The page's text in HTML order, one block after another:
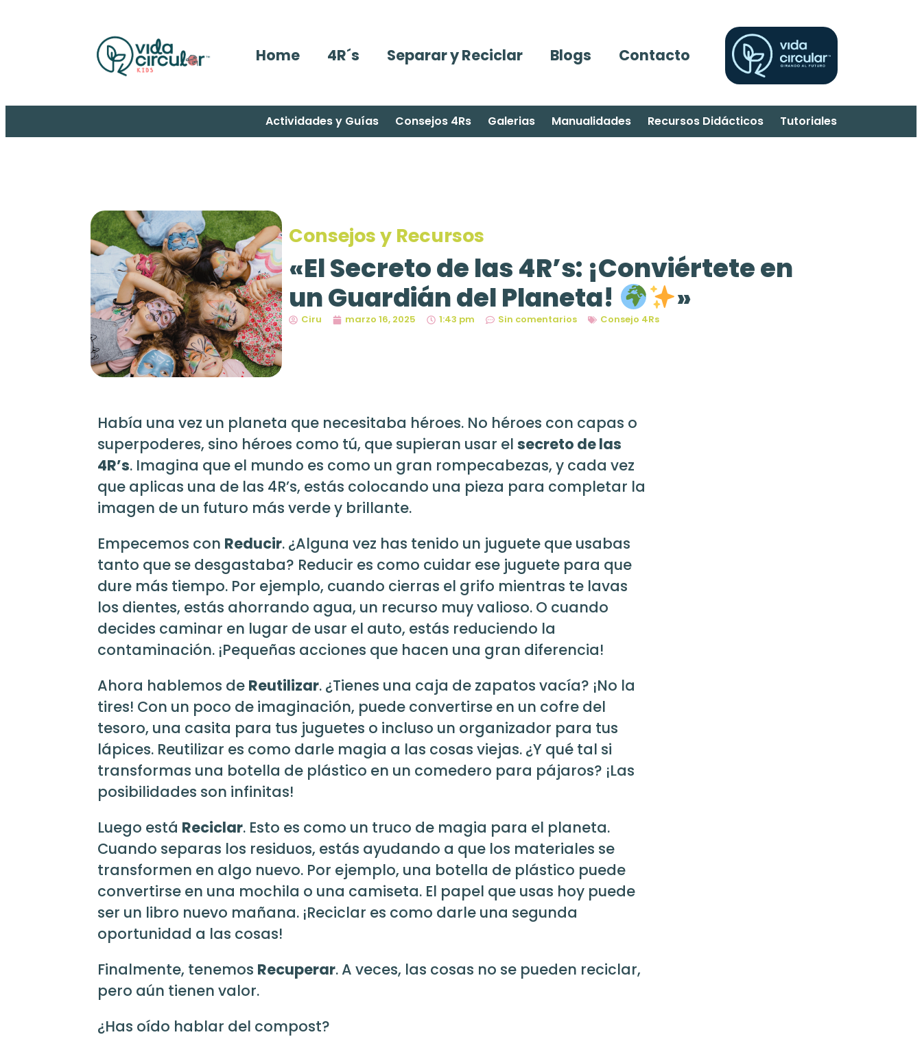
Home 4R´s Separar y Reciclar Blogs Contacto
Actividades y Guías Consejos 4Rs Galerias Manualidades Recursos Didácticos Tutoriales
Consejos y Recursos
«El Secreto de las 4R’s: ¡Conviértete en
un Guardián del Planeta!
»
Ciru marzo 16, 2025 1:43 pm Sin comentarios Consejo 4Rs
Había una vez un planeta que necesitaba héroes. No héroes con capas o
superpoderes, sino héroes como tú, que supieran usar el secreto de las
4R’s. Imagina que el mundo es como un gran rompecabezas, y cada vez
que aplicas una de las 4R’s, estás colocando una pieza para completar la
imagen de un futuro más verde y brillante.
Empecemos con Reducir. ¿Alguna vez has tenido un juguete que usabas
tanto que se desgastaba? Reducir es como cuidar ese juguete para que
dure más tiempo. Por ejemplo, cuando cierras el grifo mientras te lavas
los dientes, estás ahorrando agua, un recurso muy valioso. O cuando
decides caminar en lugar de usar el auto, estás reduciendo la
contaminación. ¡Pequeñas acciones que hacen una gran diferencia!
Ahora hablemos de Reutilizar. ¿Tienes una caja de zapatos vacía? ¡No la
tires! Con un poco de imaginación, puede convertirse en un cofre del
tesoro, una casita para tus juguetes o incluso un organizador para tus
lápices. Reutilizar es como darle magia a las cosas viejas. ¿Y qué tal si
transformas una botella de plástico en un comedero para pájaros? ¡Las
posibilidades son infinitas!
Luego está Reciclar. Esto es como un truco de magia para el planeta.
Cuando separas los residuos, estás ayudando a que los materiales se
transformen en algo nuevo. Por ejemplo, una botella de plástico puede
convertirse en una mochila o una camiseta. El papel que usas hoy puede
ser un libro nuevo mañana. ¡Reciclar es como darle una segunda
oportunidad a las cosas!
Finalmente, tenemos Recuperar. A veces, las cosas no se pueden reciclar,
pero aún tienen valor.
¿Has oído hablar del compost?